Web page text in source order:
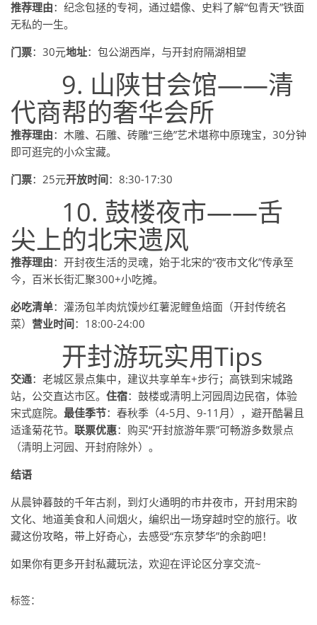
推荐理由：纪念包拯的专祠，通过蜡像、史料了解“包青天”铁面
无私的一生。
门票：30元地址：包公湖西岸，与开封府隔湖相望
9. 山陕甘会馆——清
代商帮的奢华会所
推荐理由：木雕、石雕、砖雕“三绝”艺术堪称中原瑰宝，30分钟
即可逛完的小众宝藏。
门票：25元开放时间：8:30-17:30
10. 鼓楼夜市——舌
尖上的北宋遗风
推荐理由：开封夜生活的灵魂，始于北宋的“夜市文化”传承至
今，百米长街汇聚300+小吃摊。
必吃清单：灌汤包羊肉炕馍炒红薯泥鲤鱼焙面（开封传统名
菜） 营业时间：18:00-24:00
开封游玩实用Tips
交通：老城区景点集中，建议共享单车+步行；高铁到宋城路
站，公交直达市区。 住宿：鼓楼或清明上河园周边民宿，体验
宋式庭院。 最佳季节：春秋季（4-5月、9-11月），避开酷暑且
适逢菊花节。 联票优惠：购买“开封旅游年票”可畅游多数景点
（清明上河园、开封府除外）。
结语
从晨钟暮鼓的千年古刹，到灯火通明的市井夜市，开封用宋韵
文化、地道美食和人间烟火，编织出一场穿越时空的旅行。收
藏这份攻略，带上好奇心，去感受“东京梦华”的余韵吧！
如果你有更多开封私藏玩法，欢迎在评论区分享交流~
标签：